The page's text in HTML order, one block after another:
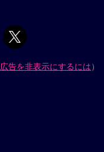
広告を非表示にするには）